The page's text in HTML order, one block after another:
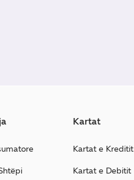
Kartat
Kartat e Kreditit
Kartat e Debitit